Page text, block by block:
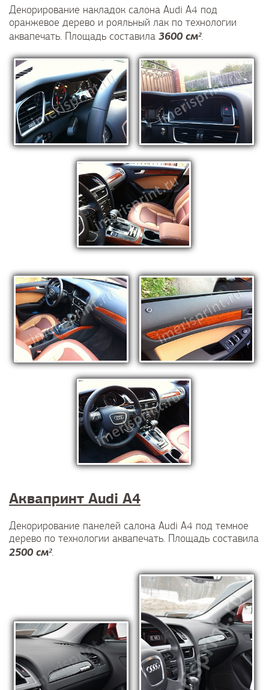
Декорирование накладок салона Audi A4 под
оранжевое дерево и рояльный лак по технологии
аквапечать. Площадь составила 3600 см².
Аквапринт Audi A4
Декорирование панелей салона Audi A4 под темное
дерево по технологии аквапечать. Площадь составила
2500 см².